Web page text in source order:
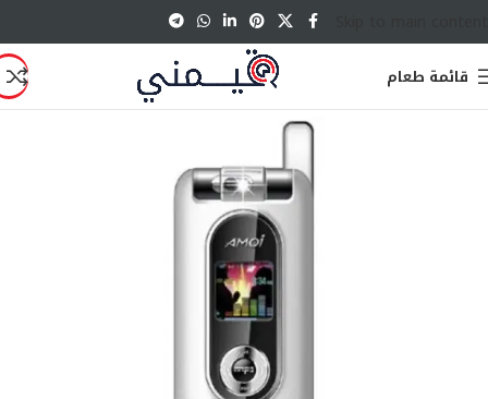
قائمة طعام